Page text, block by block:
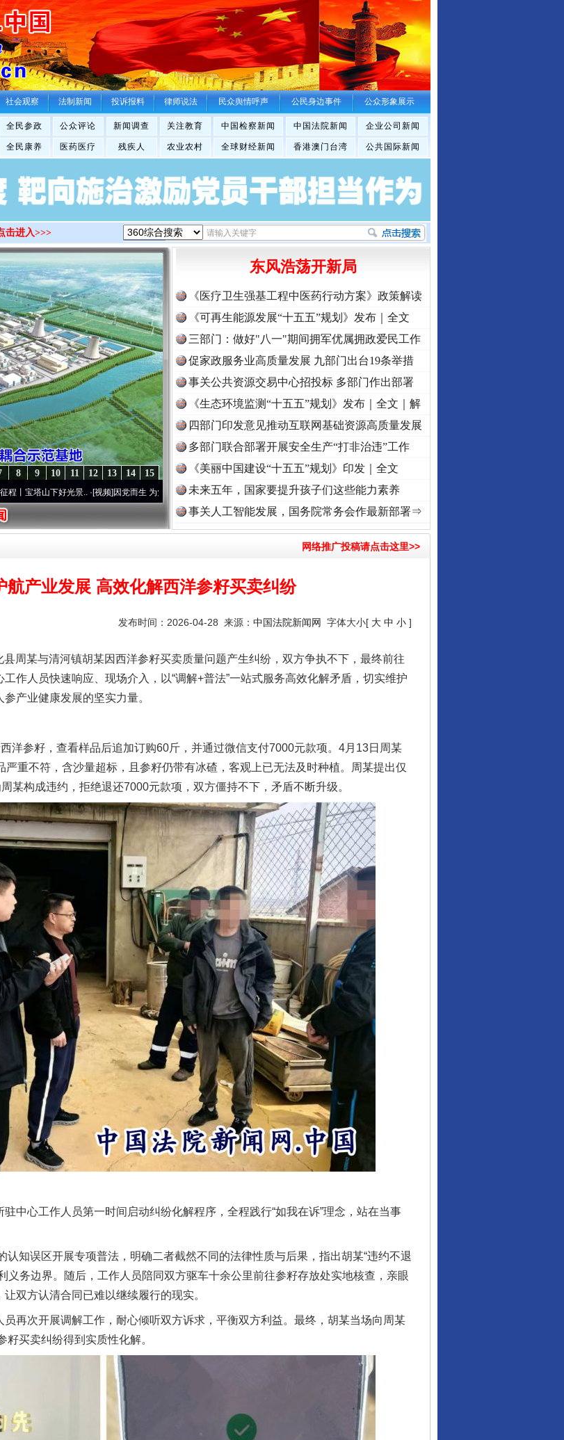
社会观察 法制新闻 投诉报料 律师说法 民众舆情呼声 公民身边事件 公众形象展示
全民参政 公众评论 新闻调查 关注教育 中国检察新闻 中国法院新闻 企业公司新闻
全民康养 医药医疗 残疾人 农业农村 全球财经新闻 香港澳门台湾 公共国际新闻
击进入>>>
15
14
13
12
11
10
9
8
好光景..·[视频]因党而生 为党而战——百年“纪”事⑧加强纪律..·[视频]牢记初心使命 奋进复兴征程丨“转折之城”激荡..
东风浩荡开新局
《医疗卫生强基工程中医药行动方案》政策解读
《可再生能源发展“十五五”规划》发布｜全文
三部门：做好"八一"期间拥军优属拥政爱民工作
促家政服务业高质量发展 九部门出台19条举措
事关公共资源交易中心招投标 多部门作出部署
《生态环境监测“十五五”规划》发布｜全文｜解
读
四部门印发意见推动互联网基础资源高质量发展
多部门联合部署开展安全生产“打非治违”工作
《美丽中国建设“十五五”规划》印发｜全文
未来五年，国家要提升孩子们这些能力素养
事关人工智能发展，国务院常务会作最新部署⇒
网络推广投稿请点击这里>>
航产业发展 高效化解西洋参籽买卖纠纷
发布时间：2026-04-28 来源： 中国法院新闻网 字体大小[ 大 中 小 ]
周某与清河镇胡某因西洋参籽买卖质量问题产生纠纷，双方争执不下，最终前往
作人员快速响应、现场介入，以“调解+普法”一站式服务高效化解矛盾，切实维护
产业健康发展的坚实力量。
参籽，查看样品后追加订购60斤，并通过微信支付7000元款项。4月13日周某
重不符，含沙量超标，且参籽仍带有冰碴，客观上已无法及时种植。周某提出仅
某构成违约，拒绝退还7000元款项，双方僵持不下，矛盾不断升级。
心工作人员第一时间启动纠纷化解程序，全程践行“如我在诉”理念，站在当事
知误区开展专项普法，明确二者截然不同的法律性质与后果，指出胡某“违约不退
义务边界。随后，工作人员陪同双方驱车十余公里前往参籽存放处实地核查，亲眼
双方认清合同已难以继续履行的现实。
次开展调解工作，耐心倾听双方诉求，平衡双方利益。最终，胡某当场向周某
买卖纠纷得到实质性化解。